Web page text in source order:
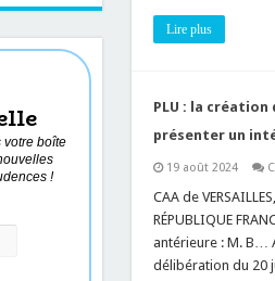
Lire plus
PLU : la
présenter un
19 août 2024
CAA de
RÉPUBLIQUE
antérieure : M. B…
délibération du 20
votre boîte
!